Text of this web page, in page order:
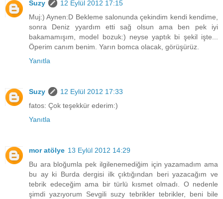
Suzy
12 Eylül 2012 17:15
Muj:) Aynen:D Bekleme salonunda çekindim kendi kendime,
sonra Deniz yyardım etti sağ olsun ama ben pek iyi
bakamamışım, model bozuk:) neyse yaptık bi şekil işte...
Öperim canım benim. Yarın bomca olacak, görüşürüz.
Yanıtla
Suzy
12 Eylül 2012 17:33
fatos: Çok teşekkür ederim:)
Yanıtla
mor atölye 13 Eylül 2012 14:29
Bu ara bloğumla pek ilgilenemediğim için yazamadım ama
bu ay ki Burda dergisi ilk çıktığından beri yazacağım ve
tebrik edeceğim ama bir türlü kısmet olmadı. O nedenle
şimdi yazıyorum Sevgili suzy tebrikler tebrikler, beni bile